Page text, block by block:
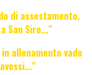
di assestamento.
San Siro..."
in allenamento vado